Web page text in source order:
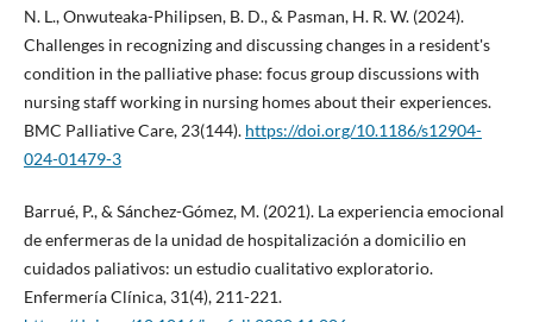
N. L., Onwuteaka-Philipsen, B. D., & Pasman, H. R. W. (2024).
Challenges in recognizing and discussing changes in a resident's
condition in the palliative phase: focus group discussions with
nursing staff working in nursing homes about their experiences.
BMC Palliative Care, 23(144). https://doi.org/10.1186/s12904-
024-01479-3
Barrué, P., & Sánchez-Gómez, M. (2021). La experiencia emocional
de enfermeras de la unidad de hospitalización a domicilio en
cuidados paliativos: un estudio cualitativo exploratorio.
Enfermería Clínica, 31(4), 211-221.